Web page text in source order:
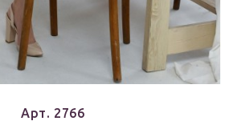
Арт. 2766